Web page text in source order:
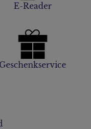
E-Reader
Geschenkservice